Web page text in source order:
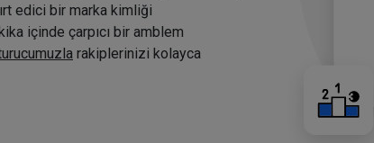
edici bir marka kimliği
içinde çarpıcı bir amblem
rakiplerinizi kolayca